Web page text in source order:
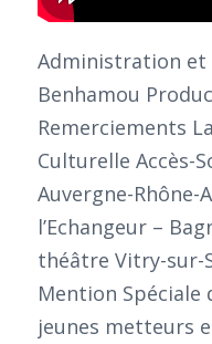
Administration et
Benhamou
Remerciements
Culturelle Accès-
Auvergne-Rhône-
l’Echangeur –
théâtre Vitry-sur-
Mention Spéciale
jeunes metteurs